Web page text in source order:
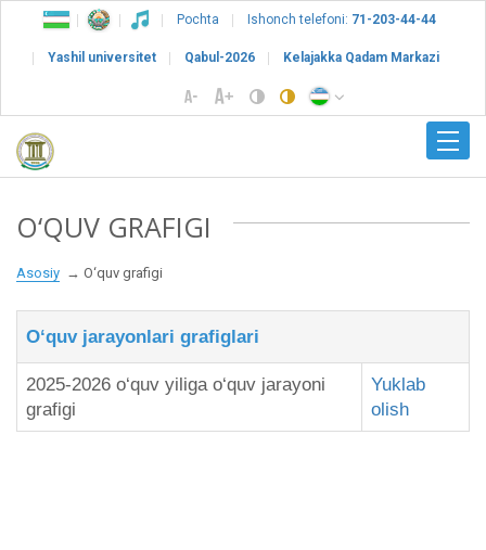
Pochta Ishonch telefoni: 71-203-44-44
Yashil universitet Qabul-2026 Kelajakka Qadam Markazi
O‘QUV GRAFIGI
Asosiy O‘quv grafigi
O‘quv jarayonlari grafiglari
2025-2026 o‘quv yiliga o‘quv jarayoni
grafigi
Yuklab
olish